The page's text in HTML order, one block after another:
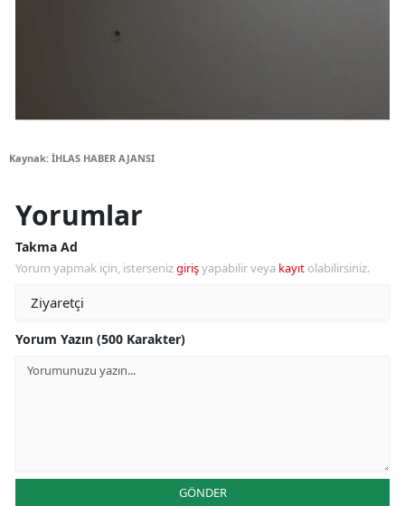
Kaynak: İHLAS HABER AJANSI
Yorumlar
Takma Ad
Yorum yapmak için, istersenizgirişyapabilir veya kayıt olabilirsiniz.
Yorum Yazın (500 Karakter)
GÖNDER